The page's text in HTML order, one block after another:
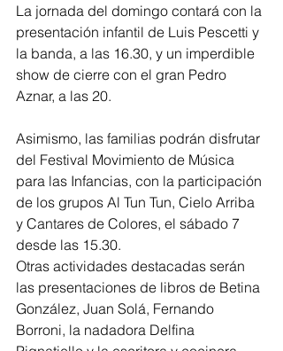
La jornada del domingo contará con la
presentación infantil de Luis Pescetti y
la banda, a las 16.30, y un imperdible
show de cierre con el gran Pedro
Aznar, a las 20.
Asimismo, las familias podrán disfrutar
del Festival Movimiento de Música
para las Infancias, con la participación
de los grupos Al Tun Tun, Cielo Arriba
y Cantares de Colores, el sábado 7
desde las 15.30.
Otras actividades destacadas serán
las presentaciones de libros de Betina
González, Juan Solá, Fernando
Borroni, la nadadora Delfina